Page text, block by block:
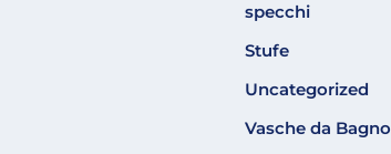
specchi
Stufe
Uncategorized
Vasche da Bagno